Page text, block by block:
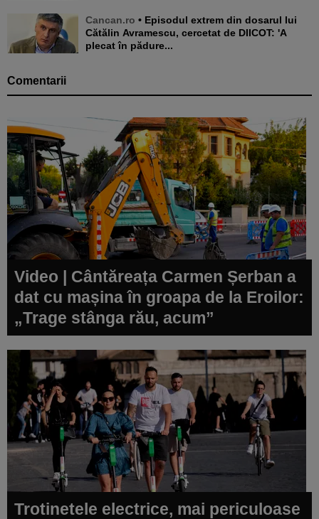
Cancan.ro • Episodul extrem din dosarul lui
Cătălin Avramescu, cercetat de DIICOT: 'A
plecat în pădure...
Comentarii
Video | Cântăreața Carmen Șerban a
dat cu mașina în groapa de la Eroilor:
„Trage stânga rău, acum”
Trotinetele electrice, mai periculoase